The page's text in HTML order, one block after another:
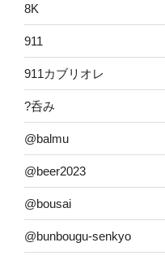
8K
911
911カブリオレ
?呑み
@balmu
@beer2023
@bousai
@bunbougu-senkyo